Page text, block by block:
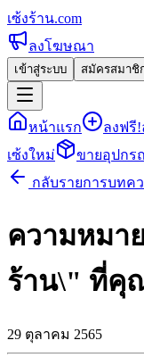
เซ้งร้าน.com
ลงโฆษณา
เข้าสู่ระบบ สมัครสมาชิ
หน้าแรก ลงฟรี!
เซ้งใหม่
ขายอุปกร
กลับรายการบทค
ความหมา
ร้าน\" ที่คุ
29 ตุลาคม 2565